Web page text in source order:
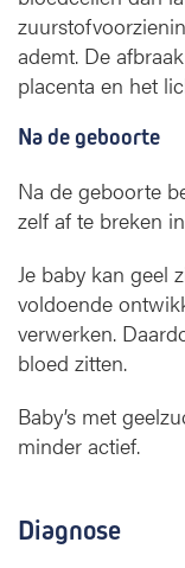
ademt. De
placenta en het
Na de geboorte
Na de geboorte
zelf af te breken
Je baby kan geel
voldoende
verwerken.
bloed zitten.
Baby’s met
minder actief.
Diagnose